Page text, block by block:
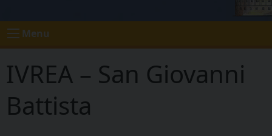
Menu
IVREA – San Giovanni
Battista